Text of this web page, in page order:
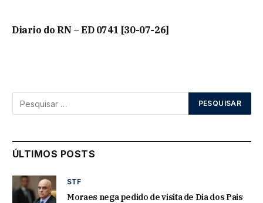
Diario do RN – ED 0741 [30-07-26]
ÚLTIMOS POSTS
STF
Moraes nega pedido de visita de Dia dos Pais